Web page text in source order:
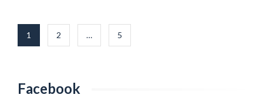
p
Pagination
des
1 2 … 5
Facebook